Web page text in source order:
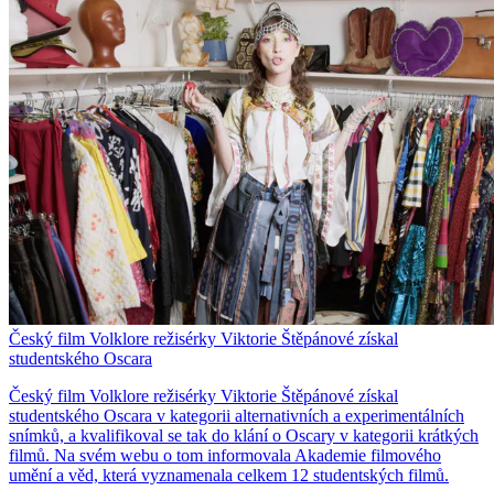
Český film Volklore režisérky Viktorie Štěpánové získal
studentského Oscara
Český film Volklore režisérky Viktorie Štěpánové získal
studentského Oscara v kategorii alternativních a experimentálních
snímků, a kvalifikoval se tak do klání o Oscary v kategorii krátkých
filmů. Na svém webu o tom informovala Akademie filmového
umění a věd, která vyznamenala celkem 12 studentských filmů.